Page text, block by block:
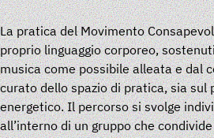
La pratica del Movimento
proprio linguaggio corporeo,
musica come possibile alleata e dal
curato dello spazio di pratica, sia sul
energetico. Il percorso si svolge
all’interno di un gruppo che